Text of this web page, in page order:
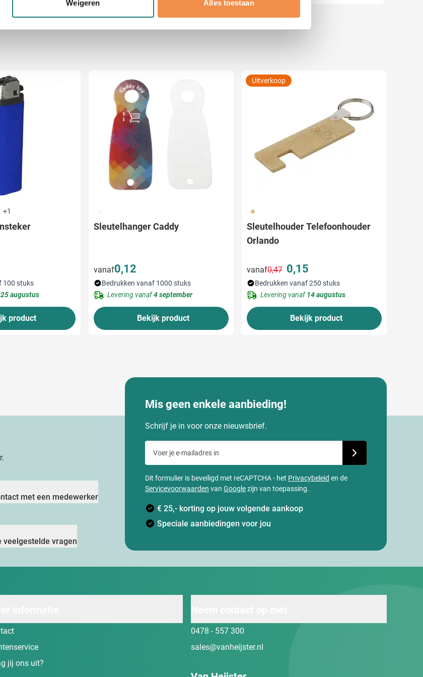
intrekken in de Cookieverklaring.
we informatie over uw gebruik van onze site met onze partners voor social
kunnen deze gegevens combineren met andere informatie die u aan ze heeft
Weigeren Alles toestaan
+1
100 stuks
25 augustus
product
002
Sleutelhanger Caddy
vanaf0,12
Bedrukken vanaf 1000 stuks
Levering vanaf4 september
Bekijk product
011
Sleutelhouder Telefoonhouder
Orlando
vanaf
Normale prijs
0,47 0,15
Uitverkoop
Bedrukken vanaf 250 stuks
Levering vanaf14 augustus
Bekijk product
met een medewerker
veelgestelde vragen
Mis geen enkele aanbieding!
Schrijf je in voor onze nieuwsbrief.
Dit formulier is beveiligd met reCAPTCHA - het Privacybeleid en de
Servicevoorwaarden van Googlezijn van toepassing.
€ 25,- korting op jouw volgende aankoop
Speciale aanbiedingen voor jou
jij ons uit?
0478 - 557 300
sales@vanheijster.nl